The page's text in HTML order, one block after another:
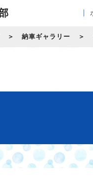
納車ギャラリー